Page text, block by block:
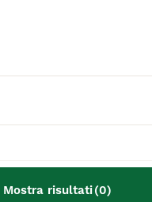
Mostra risultati(0)
la
un